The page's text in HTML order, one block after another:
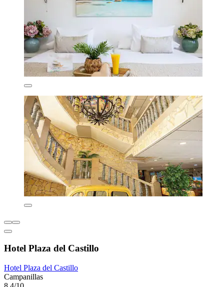
Hotel Plaza del Castillo
Hotel Plaza del Castillo
Campanillas